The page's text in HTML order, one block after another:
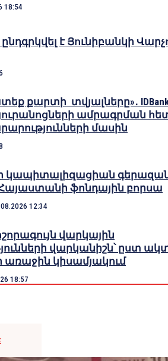
18:54
է Յունիբանկի
քարտի տվյալները»․
ամրագրման
մասին
կապիտալիզացիան
Հայաստանի ֆոնդային բորսա
12:34
վարկային
վարկանիշն՝ ըստ
առաջին կիսամյակում
18:57